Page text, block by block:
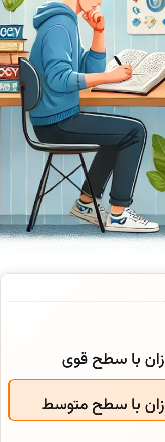
با سطح قوی
با سطح متوسط